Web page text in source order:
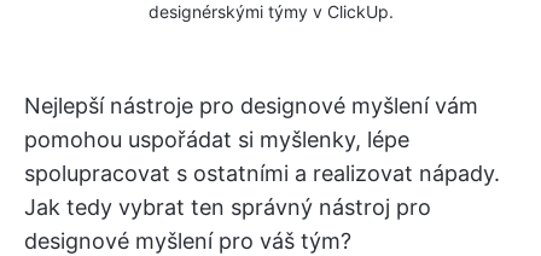
designérskými týmy v ClickUp.
Nejlepší nástroje pro designové myšlení vám
pomohou uspořádat si myšlenky, lépe
spolupracovat s ostatními a realizovat nápady.
Jak tedy vybrat ten správný nástroj pro
designové myšlení pro váš tým?